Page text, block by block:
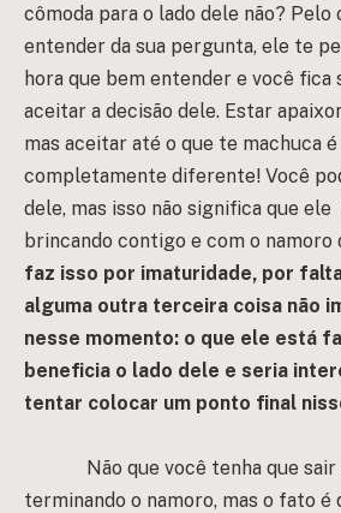
cômoda para o lado dele não? Pelo
entender da sua pergunta, ele te
hora que bem entender e você fica
aceitar a decisão dele. Estar
mas aceitar até o que te machuca
completamente diferente! Você
dele, mas isso não significa que
brincando contigo e com o namoro
faz isso por imaturidade, por
alguma outra terceira coisa não
nesse momento: o que ele está
beneficia o lado dele e seria
tentar colocar um ponto final
Não que você tenha que sair
terminando o namoro, mas o fato é